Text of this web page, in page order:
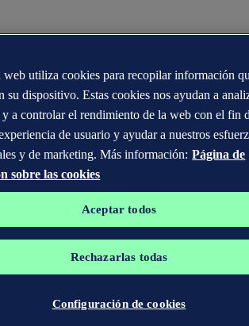
web utiliza cookies para recopilar información
su dispositivo. Estas cookies nos ayudan a
a controlar el rendimiento de la web con el fin
de usuario y ayudar a nuestros
y de marketing. Más información: Página de
sobre las cookies
Aceptar todos
Rechazarlas todas
Configuración de cookies